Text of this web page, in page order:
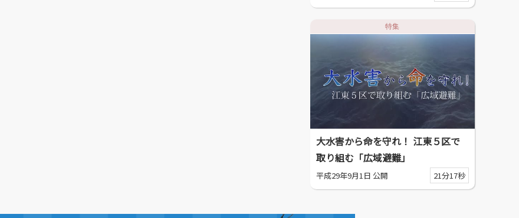
特集
大水害から命を守れ！ 江東５区で
取り組む「広域避難」
平成29年9月1日 公開 21分17秒